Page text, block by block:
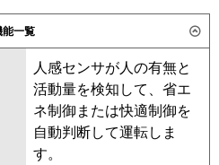
PA-P50F7SHC
ERMP50SG5
PDZ-ERMP50SG3
PDZ-
PDZ-ERMP50SGY
ERMP50SGV PDZ-
能一覧
人感センサが人の有無と
活動量を検知して、省エ
ネ制御または快適制御を
自動判断して運転しま
す。